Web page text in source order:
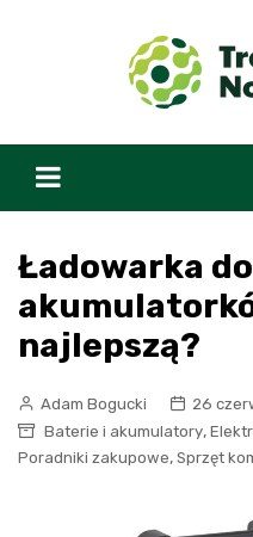
Ładowarka do
najlepszą?
Adam Bogucki
26
Baterie i akumulatory,
Poradniki zakupowe, Sprzęt